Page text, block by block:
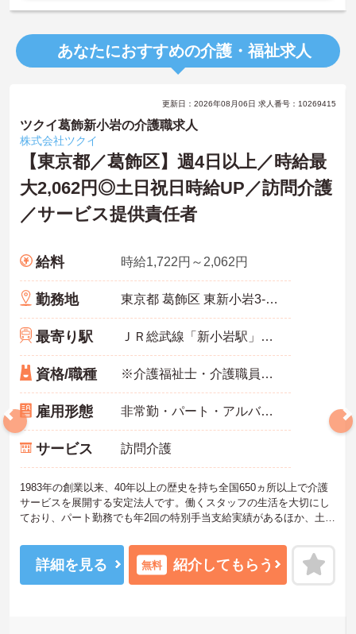
あなたにおすすめの介護・福祉求人
更新日：2026年08月06日 求人番号：10269415
ツクイ葛飾新小岩の介護職求人
株式会社ツクイ
【東京都／葛飾区】週4日以上／時給最
大2,062円◎土日祝日時給UP／訪問介護
／サービス提供責任者
給料 時給1,722円～2,062円
勤務地 東京都 葛飾区 東新小岩3-14-10
最寄り駅 ＪＲ総武線「新小岩駅」徒歩11分
資格/職種 ※介護福祉士・介護職員実務者研修・ホームヘルパー1級・介護職員基礎研修 いずれか必須 ■経験：不問
雇用形態 非常勤・パート・アルバイト
サービス 訪問介護
1983年の創業以来、40年以上の歴史を持ち全国650ヵ所以上で介護
サービスを展開する安定法人です。働くスタッフの生活を大切にし
ており、パート勤務でも年2回の特別手当支給実績があるほか、土日
手厚いサポートを用意しています。「くるみん」認定企業として週3
日からの柔軟なシフトに対応し、ご家庭と両立しながら無理なく活
躍できます。髪色やネイルも自由で個性を尊重する社風のため、の
詳細を見る 無料 紹介してもらう